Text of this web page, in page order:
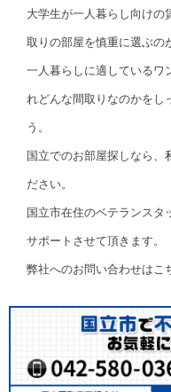
大学生が一人暮らし向けの
取りの部屋を慎重に選ぶの
一人暮らしに適しているワ
れどんな間取りなのかをし
う。
国立でのお部屋探しなら、
ださい。
国立市在住のベテランスタ
サポートさせて頂きます。
弊社へのお問い合わせはこ